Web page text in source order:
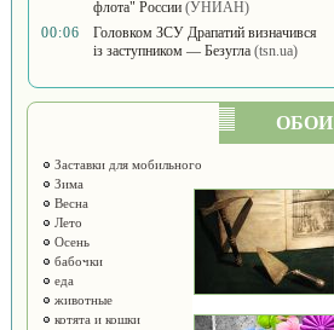
флота" России (УНИАН)
00:06
Головком ЗСУ Драпатий визначився
із заступником — Безугла (tsn.ua)
ОБОИ
Заставки для мобильного
Зима
Весна
Лето
Осень
бабочки
еда
животные
котята и кошки